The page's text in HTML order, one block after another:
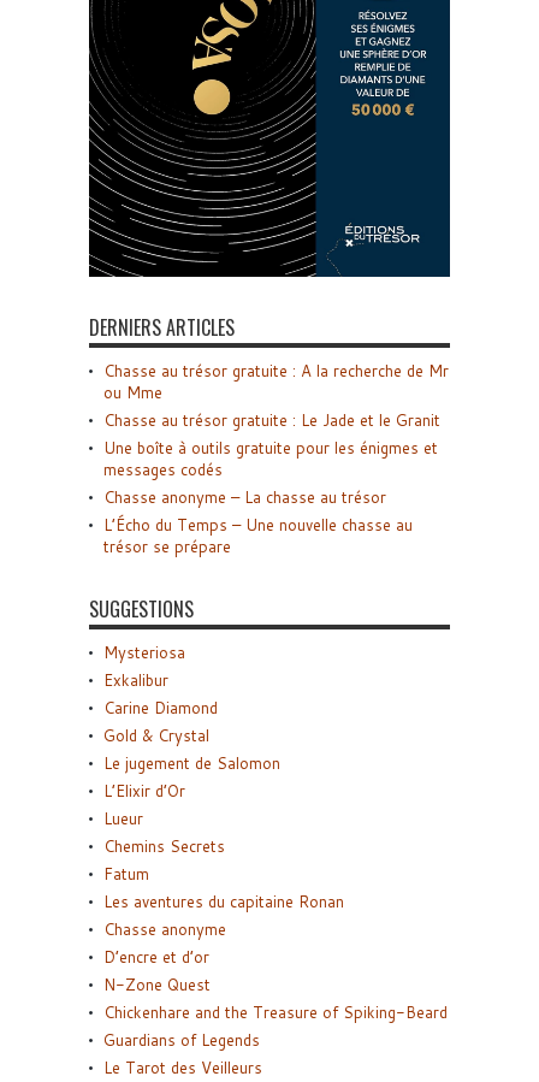
DERNIERS ARTICLES
Chasse au trésor gratuite : A la recherche de Mr
ou Mme
Chasse au trésor gratuite : Le Jade et le Granit
Une boîte à outils gratuite pour les énigmes et
messages codés
Chasse anonyme – La chasse au trésor
L’Écho du Temps – Une nouvelle chasse au
trésor se prépare
SUGGESTIONS
Mysteriosa
Exkalibur
Carine Diamond
Gold & Crystal
Le jugement de Salomon
L’Elixir d’Or
Lueur
Chemins Secrets
Fatum
Les aventures du capitaine Ronan
Chasse anonyme
D’encre et d’or
N-Zone Quest
Chickenhare and the Treasure of Spiking-Beard
Guardians of Legends
Le Tarot des Veilleurs